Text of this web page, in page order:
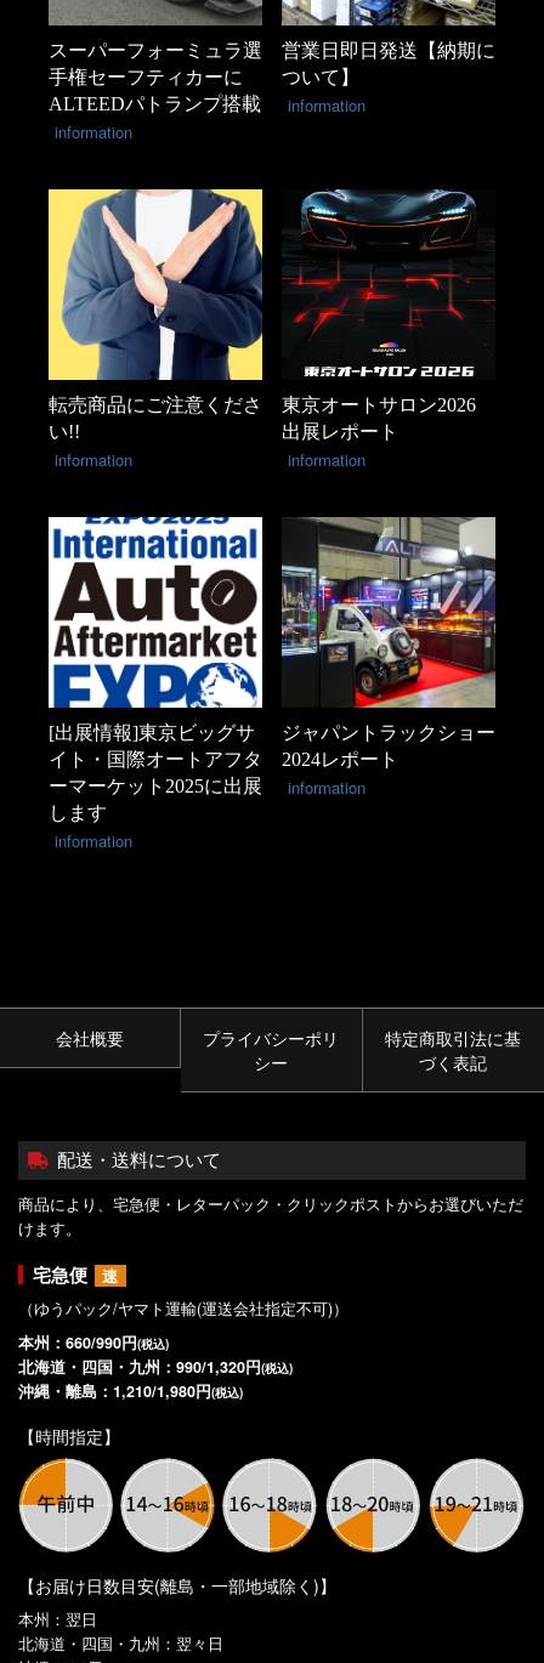
スーパーフォーミュラ選
手権セーフティカーに
ALTEEDパトランプ搭載
information
営業日即日発送【納期に
ついて】
information
転売商品にご注意くださ
い!!
information
東京オートサロン2026
出展レポート
information
[出展情報]東京ビッグサ
イト・国際オートアフタ
ーマーケット2025に出展
します
information
ジャパントラックショー
2024レポート
information
会社概要
プライバシーポリ
シー
特定商取引法に基
づく表記
配送・送料について
商品により、宅急便・レターパック・クリックポストからお選びいただ
けます。
宅急便
速
（ゆうパック/ヤマト運輸(運送会社指定不可)）
本州：660/990円(税込)
北海道・四国・九州：990/1,320円(税込)
沖縄・離島：1,210/1,980円(税込)
【時間指定】
【お届け日数目安(離島・一部地域除く)】
本州：翌日
北海道・四国・九州：翌々日